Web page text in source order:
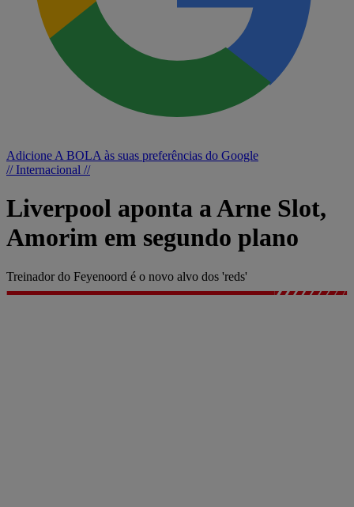
Adicione A BOLA às suas preferências do Google
// Internacional //
Liverpool aponta a Arne Slot,
Amorim em segundo plano
Treinador do Feyenoord é o novo alvo dos 'reds'